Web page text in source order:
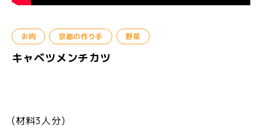
お肉 京都の作り手 野菜
キャベツメンチカツ
(材料3人分)